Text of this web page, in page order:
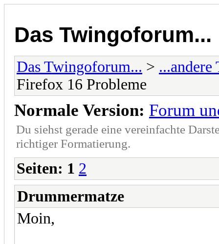
Das Twingoforum...
Das Twingoforum... > ...andere
Firefox 16 Probleme
Normale Version: Forum
Du siehst gerade eine vereinfachte
richtiger Formatierung.
Seiten: 1 2
Drummermatze
Moin,